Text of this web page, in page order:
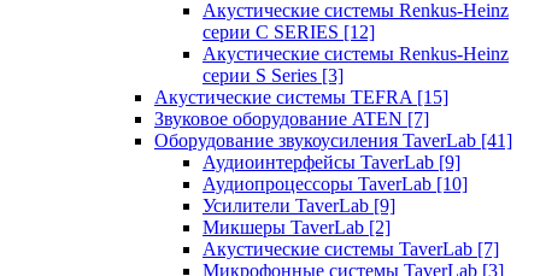
Акустические системы Renkus-Heinz
серии C SERIES [12]
Акустические системы Renkus-Heinz
серии S Series [3]
Акустические системы TEFRA [15]
Звуковое оборудование ATEN [7]
Оборудование звукоусиления TaverLab [41]
Аудиоинтерфейсы TaverLab [9]
Аудиопроцессоры TaverLab [10]
Усилители TaverLab [9]
Микшеры TaverLab [2]
Акустические системы TaverLab [7]
Микрофонные системы TaverLab [3]